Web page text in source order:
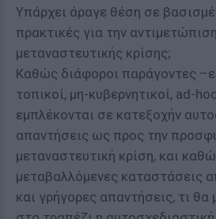
Υπάρχει άραγε θέση σε
πρακτικές για την
μεταναστευτικής κρίσης;
Καθώς διάφοροι παράγοντες
τοπικοί, μη-κυβερνητικοί, ad-
εμπλέκονται σε κατεξοχήν
απαντήσεις ως προς την
μεταναστευτική κρίση, και
μεταβαλλόμενες καταστάσεις
και γρήγορες απαντήσεις, τι